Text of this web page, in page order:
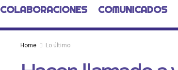
COLABORACIONES COMUNICADOS
Home Lo último